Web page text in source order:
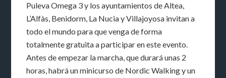
Puleva Omega 3 y los ayuntamientos de Altea,
L’Alfàs, Benidorm, La Nucia y Villajoyosa invitan a
todo el mundo para que venga de forma
totalmente gratuita a participar en este evento.
Antes de empezar la marcha, que durará unas 2
horas, habrá un minicurso de Nordic Walking y un